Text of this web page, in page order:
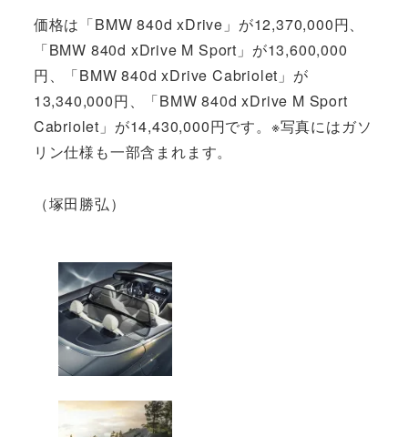
価格は「BMW 840d xDrive」が12,370,000円、
「BMW 840d xDrive M Sport」が13,600,000
円、「BMW 840d xDrive Cabriolet」が
13,340,000円、「BMW 840d xDrive M Sport
Cabriolet」が14,430,000円です。※写真にはガソ
リン仕様も一部含まれます。
（塚田勝弘）